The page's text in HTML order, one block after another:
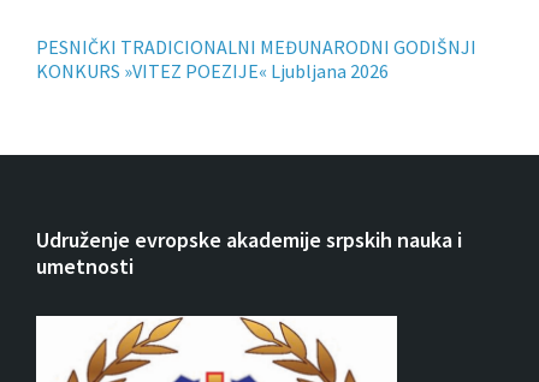
PESNIČKI TRADICIONALNI MEĐUNARODNI GODIŠNJI
KONKURS »VITEZ POEZIJE« Ljubljana 2026
Udruženje evropske akademije srpskih nauka i
umetnosti